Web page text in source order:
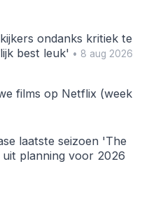
ondanks kritiek te
best leuk' • 8 aug 2026
films op Netflix (week
laatste seizoen 'The
planning voor 2026